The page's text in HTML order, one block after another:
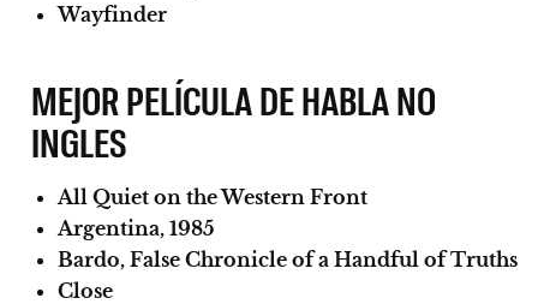
Wayfinder
MEJOR PELÍCULA DE HABLA NO
INGLES
All Quiet on the Western Front
Argentina, 1985
Bardo, False Chronicle of a Handful of Truths
Close